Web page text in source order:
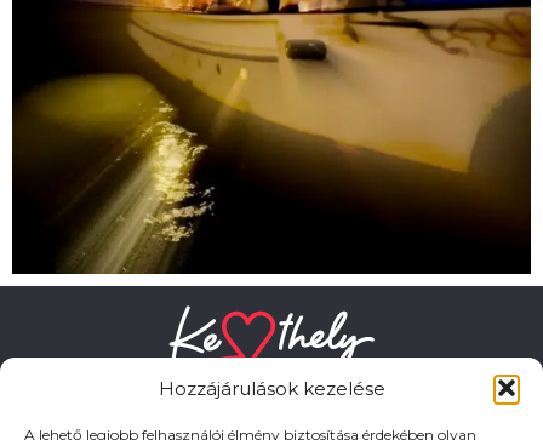
Hozzájárulások kezelése
A lehető legjobb felhasználói élmény biztosítása érdekében olyan